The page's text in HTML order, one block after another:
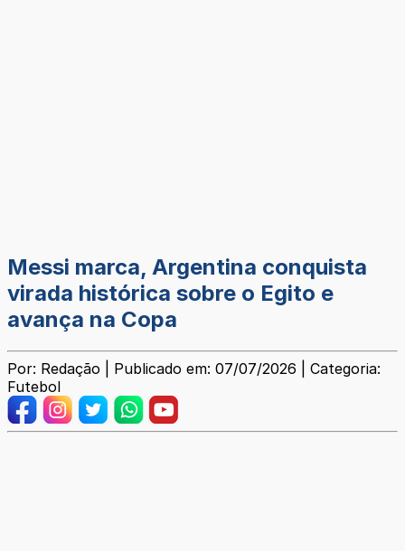
Messi marca, Argentina conquista
virada histórica sobre o Egito e
avança na Copa
Por: Redação | Publicado em: 07/07/2026 | Categoria:
Futebol